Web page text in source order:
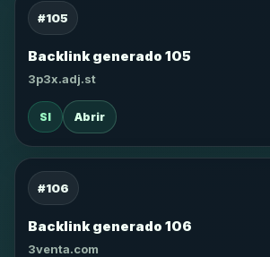
#105
Backlink generado 105
3p3x.adj.st
SI Abrir
#106
Backlink generado 106
3venta.com